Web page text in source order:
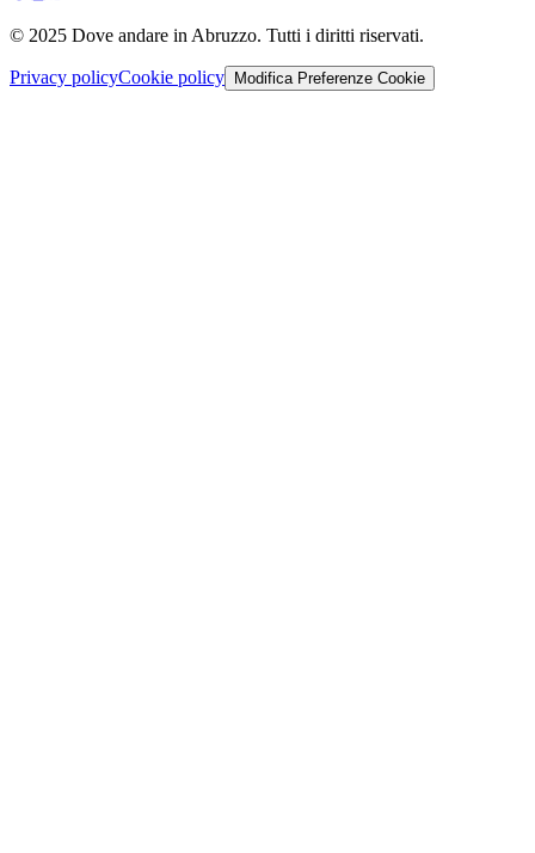
© 2025 Dove andare in Abruzzo. Tutti i diritti riservati.
Privacy policyCookie policy Modifica Preferenze Cookie